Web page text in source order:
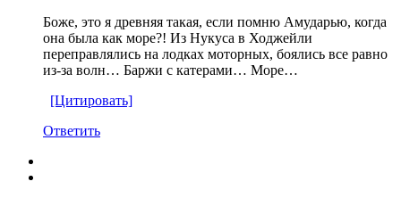
Боже, это я древняя такая, если помню Амударью, когда
она была как море?! Из Нукуса в Ходжейли
переправлялись на лодках моторных, боялись все равно
из-за волн… Баржи с катерами… Море…
[Цитировать]
Ответить